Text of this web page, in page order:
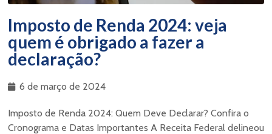
Imposto de Renda 2024: veja
quem é obrigado a fazer a
declaração?
6 de março de 2024
Imposto de Renda 2024: Quem Deve Declarar? Confira o
Cronograma e Datas Importantes A Receita Federal delineou